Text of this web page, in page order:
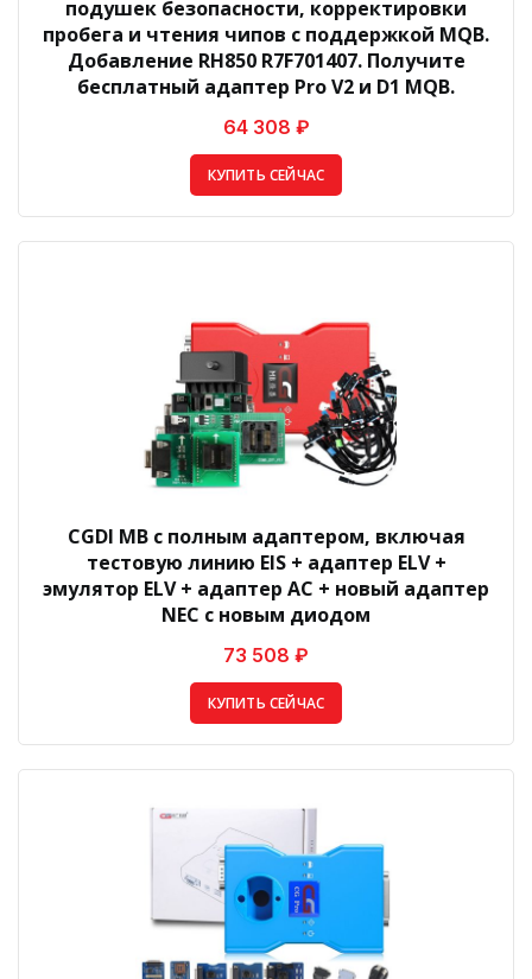
подушек безопасности, корректировки
пробега и чтения чипов с поддержкой MQB.
Добавление RH850 R7F701407. Получите
бесплатный адаптер Pro V2 и D1 MQB.
64 308 ₽
КУПИТЬ СЕЙЧАС
CGDI MB с полным адаптером, включая
тестовую линию EIS + адаптер ELV +
эмулятор ELV + адаптер AC + новый адаптер
NEC с новым диодом
73 508 ₽
КУПИТЬ СЕЙЧАС